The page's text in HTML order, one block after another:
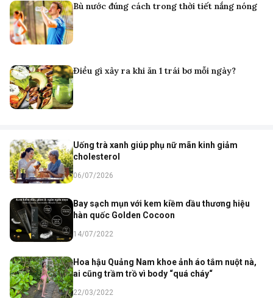
Bù nước đúng cách trong thời tiết nắng nóng
Điều gì xảy ra khi ăn 1 trái bơ mỗi ngày?
Uống trà xanh giúp phụ nữ mãn kinh giảm
cholesterol
06/07/2026
Bay sạch mụn với kem kiềm dầu thương hiệu
hàn quốc Golden Cocoon
14/07/2022
Hoa hậu Quảng Nam khoe ảnh áo tắm nuột nà,
ai cũng trầm trồ vì body “quá cháy“
22/03/2022